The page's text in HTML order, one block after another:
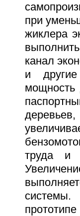
при
жиклера
канал
и другие
мощность
труда и